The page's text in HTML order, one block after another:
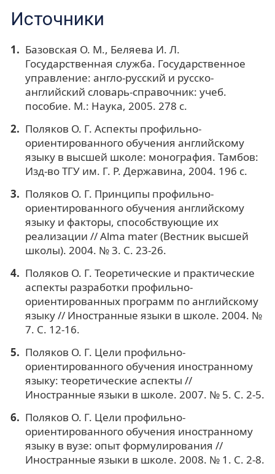
Источники
Базовская О. М., Беляева И. Л.
Государственная служба. Государственное
управление: англо-русский и русско-
английский словарь-справочник: учеб.
пособие. М.: Наука, 2005. 278 с.
Поляков О. Г. Аспекты профильно-
ориентированного обучения английскому
языку в высшей школе: монография. Тамбов:
Изд-во ТГУ им. Г. Р. Державина, 2004. 196 с.
Поляков О. Г. Принципы профильно-
ориентированного обучения английскому
языку и факторы, способствующие их
реализации // Alma mater (Вестник высшей
школы). 2004. № 3. С. 23-26.
Поляков О. Г. Теоретические и практические
аспекты разработки профильно-
ориентированных программ по английскому
языку // Иностранные языки в школе. 2004. №
7. С. 12-16.
Поляков О. Г. Цели профильно-
ориентированного обучения иностранному
языку: теоретические аспекты //
Иностранные языки в школе. 2007. № 5. С. 2-5.
Поляков О. Г. Цели профильно-
ориентированного обучения иностранному
языку в вузе: опыт формулирования //
Иностранные языки в школе. 2008. № 1. С. 2-8.